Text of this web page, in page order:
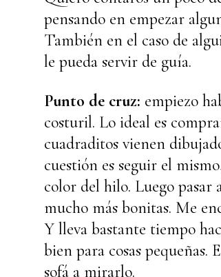
pensando en empezar
También en el caso de
le pueda servir de guía.
Punto de cruz: empiezo
costuril. Lo ideal es
cuadraditos vienen
cuestión es seguir el
color del hilo. Luego pasar
mucho más bonitas. Me
Y lleva bastante tiempo
bien para cosas
sofá a mirarlo.